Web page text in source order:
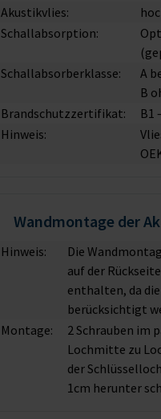
Akustikvlies:
Schallabsorption:
Schallabsorberklasse:
A
B
Brandschutzzertifikat:
B1
Hinweis:
Wandmontage der
Hinweis:
Die
auf der
enthalten, da
berücksichtigt
Montage:
2 Schrauben im
Lochmitte zu
der
1cm herunter